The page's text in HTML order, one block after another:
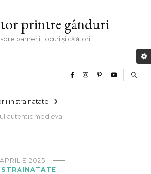
printre gânduri
oameni, locuri și călătorii
in strainatate
autentic medieval
2025